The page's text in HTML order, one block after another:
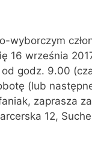
wyborczym
16 września
godz. 9.00
(lub
zaprasza
12,